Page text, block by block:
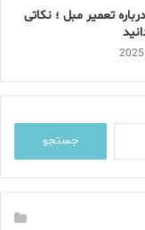
تعمیر مبل ؛ نکاتی
ج